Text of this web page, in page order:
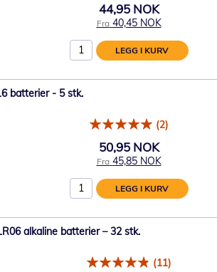
44,95 NOK
Fra 40,45 NOK
LEGG I KURV
batterier - 5 stk.
(2)
50,95 NOK
Fra 45,85 NOK
LEGG I KURV
alkaline batterier – 32 stk.
(11)